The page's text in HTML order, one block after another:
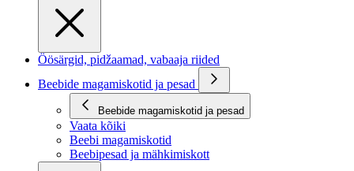
Öösärgid, pidžaamad, vabaaja riided
Beebide magamiskotid ja pesad
Beebide magamiskotid ja pesad
Vaata kõiki
Beebi magamiskotid
Beebipesad ja mähkimiskott